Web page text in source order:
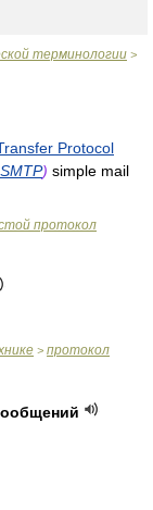
терминологии >
Protocol
) simple mail
протокол
> протокол